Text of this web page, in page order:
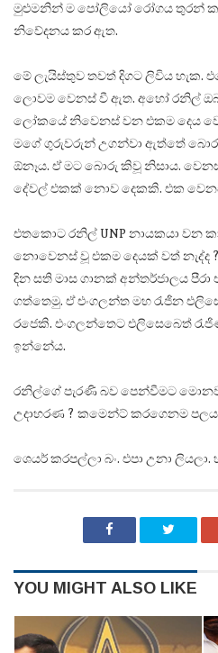
මුළුමනින් ම පෝලියෝ රෝගය තුරන්
නිවේදනය කර ඇත.
මේ ලැයිස්තුව තවත් දිගට ලිවිය හැක.
ලොවම වෙනස් වී ඇත. අහෝ රනිල්
ලෝකයේ නිවෙනස් වන එකම දෙය
මගේ ගුරුවරුන් උගන්වා ඇත්තේ
ඕනෑය. ඒ මට බොරු කිවූ නිසාය.
දේවල් එකක් නොව දෙකකි. එක
එතකොට රනිල් UNP නායකයා වන
නොවෙනස් වූ එකම දෙයක් වත් නැද්ද
දින සති මාස ගානක් අන්තර්ජාලය
ගත්තෙමු. ඒ එංගලන්ත මහ රැජින
රජෙකි. එංගලන්තෙට එලිසෙබෙත්
ඉන්නේය.
රනිල්ගේ පැරණි බව පෙන්වීමට
උදාහරණ ? කමෙන්ට් කරගෙනම
ශෙයර් කරපල්ලා බං. එපා උනා ලියලා.
YOU MIGHT ALSO LIKE